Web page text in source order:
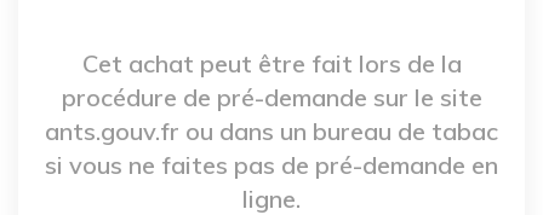
Cet achat peut être fait lors de la
procédure de pré-demande sur le site
ants.gouv.fr ou dans un bureau de tabac
si vous ne faites pas de pré-demande en
ligne.